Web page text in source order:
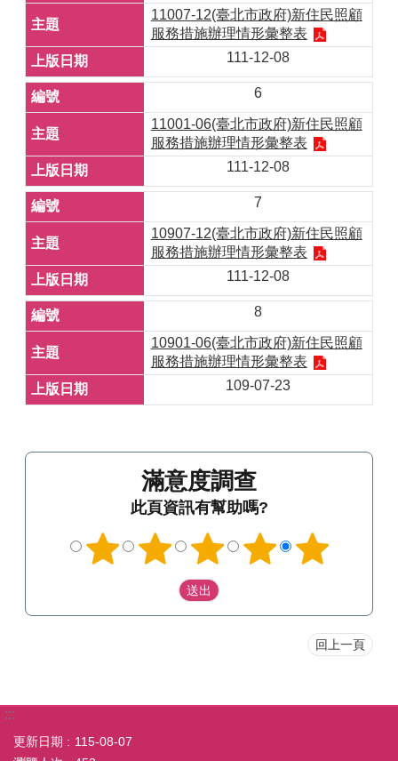
11007-12(臺北市政府)新住民照顧
服務措施辦理情形彙整表
111-12-08
6
11001-06(臺北市政府)新住民照顧
服務措施辦理情形彙整表
111-12-08
7
10907-12(臺北市政府)新住民照顧
服務措施辦理情形彙整表
111-12-08
8
10901-06(臺北市政府)新住民照顧
服務措施辦理情形彙整表
109-07-23
滿意度調查
此頁資訊有幫助嗎?
回上一頁
:::
更新日期
115-08-07